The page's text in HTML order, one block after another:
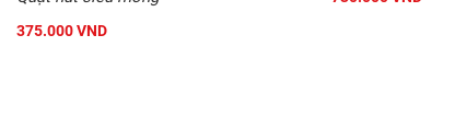
375.000 VND